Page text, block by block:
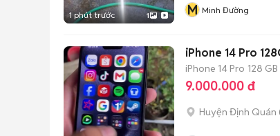
1 phút trước 1 M Minh Đường
iPhone 14 Pro
iPhone 14 Pro 128 GB
9.000.000 đ
Huyện Định Quán